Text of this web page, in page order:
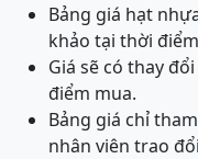
Bảng giá hạt
khảo tại thời
Giá sẽ có thay
điểm mua.
Bảng giá chỉ
nhân viên trao